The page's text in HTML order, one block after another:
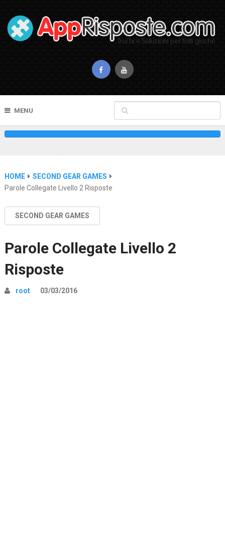
MENU
HOME
SECOND GEAR GAMES
Parole Collegate Livello 2 Risposte
SECOND GEAR GAMES
Parole Collegate Livello 2
Risposte
root 03/03/2016